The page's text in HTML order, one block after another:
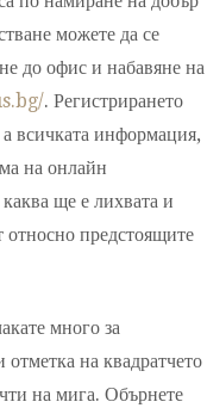
можете да се
до офис и набавяне на
. Регистрирането
всичката информация,
на онлайн
ще е лихвата и
относно предстоящите
много за
на квадратчето
на мига. Обърнете